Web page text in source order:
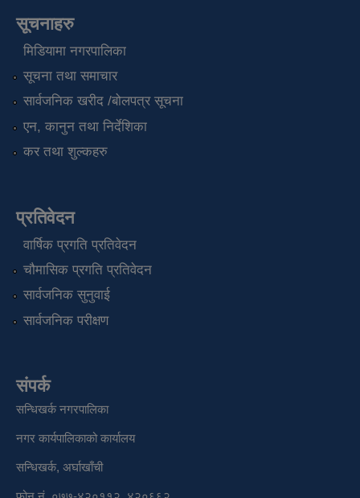
सूचनाहरु
मिडियामा नगरपालिका
सूचना तथा समाचार
सार्वजनिक खरीद /बोलपत्र सूचना
एन, कानुन तथा निर्देशिका
कर तथा शुल्कहरु
प्रतिवेदन
वार्षिक प्रगति प्रतिवेदन
चौमासिक प्रगति प्रतिवेदन
सार्वजनिक सुनुवाई
सार्वजनिक परीक्षण
संपर्क
सन्धिखर्क नगरपालिका
नगर कार्यपालिकाको कार्यालय
सन्धिखर्क, अर्घाखाँची